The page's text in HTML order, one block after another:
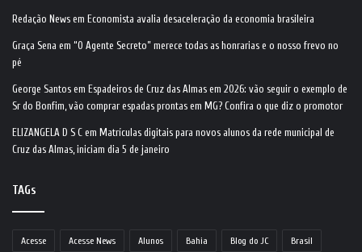
Redação News em Economista avalia desaceleração da economia brasileira
Graça Sena em “O Agente Secreto” merece todas as honrarias e o nosso frevo no
pé
George Santos em Espadeiros de Cruz das Almas em 2026: vão seguir o exemplo de
Sr do Bonfim, vão comprar espadas prontas em MG? Confira o que diz o promotor
ELIZANGELA D S C em Matrículas digitais para novos alunos da rede municipal de
Cruz das Almas, iniciam dia 5 de janeiro
TAGs
Acesse Acesse News Alunos Bahia Blog do JC Brasil